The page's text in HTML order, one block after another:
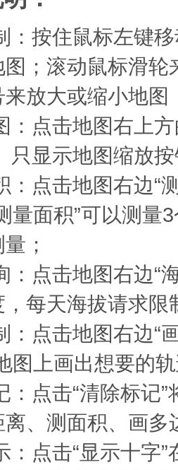
：按住鼠标左键
图；滚动鼠标滑
放大或缩小地图
点击地图右上方
只显示地图缩放
点击地图右边“
量面积”可以测量
；
点击地图右边“
，每天海拔请求
点击地图右边“画
图上画出想要的
点击“清除标记
离、测面积、画多
点击“显示十字”